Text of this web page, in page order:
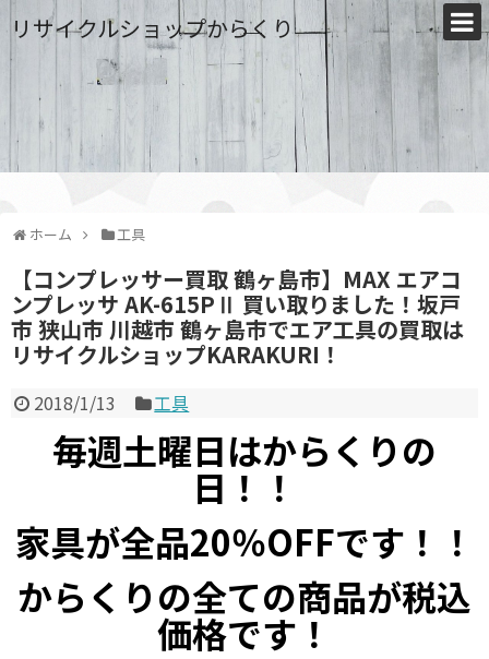
リサイクルショップからくり
ホーム 工具
【コンプレッサー買取 鶴ヶ島市】MAX エアコ
ンプレッサ AK-615PⅡ 買い取りました！坂戸
市 狭山市 川越市 鶴ヶ島市でエア工具の買取は
リサイクルショップKARAKURI！
2018/1/13 工具
毎週土曜日はからくりの
日！！
家具が全品20％OFFです！！
からくりの全ての商品が税込
価格です！